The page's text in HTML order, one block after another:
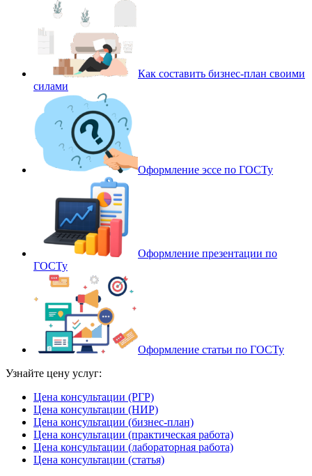
Как составить бизнес-план своими
силами
Оформление эссе по ГОСТу
Оформление презентации по
ГОСТу
Оформление статьи по ГОСТу
Узнайте цену услуг:
Цена консультации (РГР)
Цена консультации (НИР)
Цена консультации (бизнес-план)
Цена консультации (практическая работа)
Цена консультации (лабораторная работа)
Цена консультации (статья)